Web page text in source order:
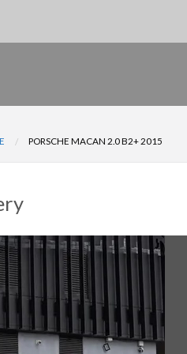
PORSCHE MACAN 2.0 B2+ 2015